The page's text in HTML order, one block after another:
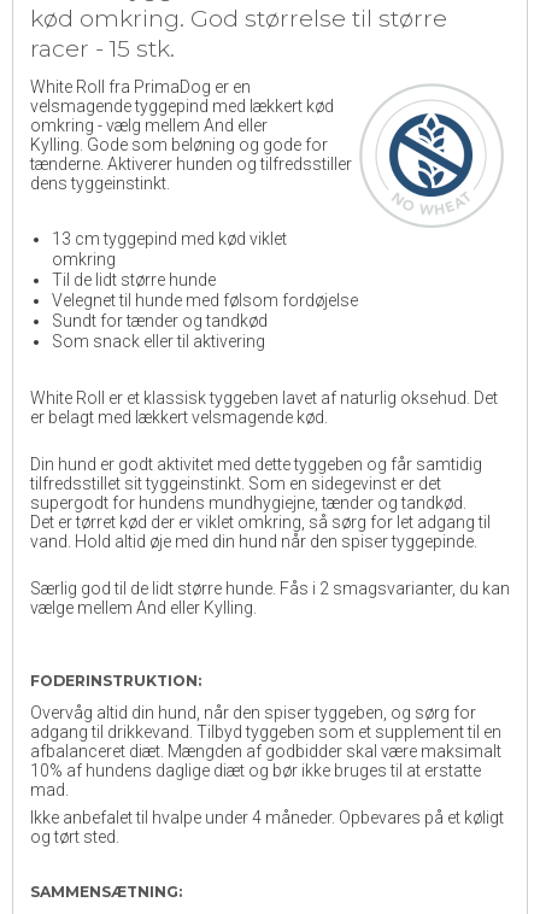
kød omkring. God størrelse til større
racer - 15 stk.
White Roll fra PrimaDog er en
velsmagende tyggepind med lækkert kød
omkring - vælg mellem And eller
Kylling. Gode som beløning og gode for
tænderne. Aktiverer hunden og tilfredsstiller
dens tyggeinstinkt.
13 cm tyggepind med kød viklet
omkring
Til de lidt større hunde
Velegnet til hunde med følsom fordøjelse
Sundt for tænder og tandkød
Som snack eller til aktivering
White Roll er et klassisk tyggeben lavet af naturlig oksehud. Det
er belagt med lækkert velsmagende kød.
Din hund er godt aktivitet med dette tyggeben og får samtidig
tilfredsstillet sit tyggeinstinkt. Som en sidegevinst er det
supergodt for hundens mundhygiejne, tænder og tandkød.
Det er tørret kød der er viklet omkring, så sørg for let adgang til
vand. Hold altid øje med din hund når den spiser tyggepinde.
Særlig god til de lidt større hunde. Fås i 2 smagsvarianter, du kan
vælge mellem And eller Kylling.
FODERINSTRUKTION:
Overvåg altid din hund, når den spiser tyggeben, og sørg for
adgang til drikkevand. Tilbyd tyggeben som et supplement til en
afbalanceret diæt. Mængden af godbidder skal være maksimalt
10% af hundens daglige diæt og bør ikke bruges til at erstatte
mad.
Ikke anbefalet til hvalpe under 4 måneder. Opbevares på et køligt
og tørt sted.
SAMMENSÆTNING: